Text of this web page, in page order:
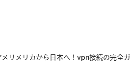
メリメリカから日本へ！vpn接続の完全